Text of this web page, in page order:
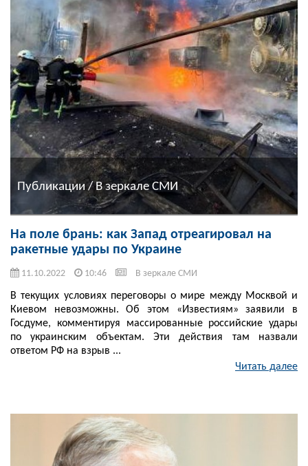
Публикации / В зеркале СМИ
На поле брань: как Запад отреагировал на
ракетные удары по Украине
11.10.2022 10:46 В зеркале СМИ
В текущих условиях переговоры о мире между Москвой и
Киевом невозможны. Об этом «Известиям» заявили в
Госдуме, комментируя массированные российские удары
по украинским объектам. Эти действия там назвали
ответом РФ на взрыв ...
Читать далее